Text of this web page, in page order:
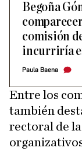
Begoña
comisión
incurriría
Paula Baena
Entre los
también
rectoral de